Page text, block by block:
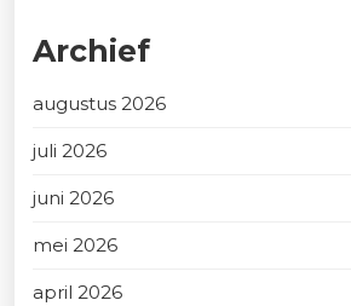
Archief
augustus 2026
juli 2026
juni 2026
mei 2026
april 2026